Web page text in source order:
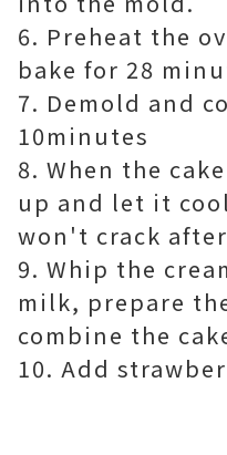
6. Preheat the
bake for 28
7. Demold and
10minutes
8. When the
up and let it
won't crack
9. Whip the
milk, prepare
combine the
10. Add